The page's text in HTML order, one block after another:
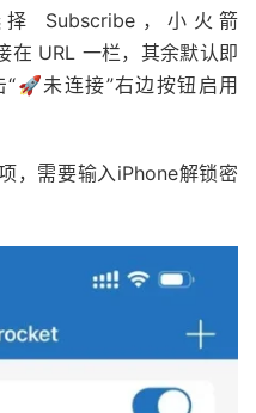
Subscribe，小火箭
URL 一栏，其余默认即
未连接”右边按钮启用
，需要输入iPhone解锁密